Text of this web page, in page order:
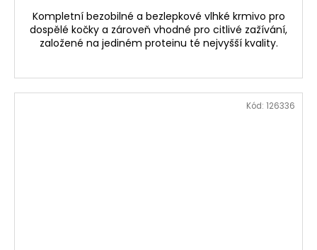
Kompletní bezobilné a bezlepkové vlhké krmivo pro
dospělé kočky a zároveň vhodné pro citlivé zažívání,
založené na jediném proteinu té nejvyšší kvality.
Kód: 126336